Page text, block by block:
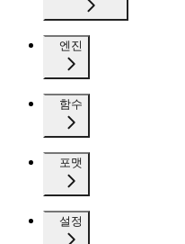
엔진
함수
포맷
설정